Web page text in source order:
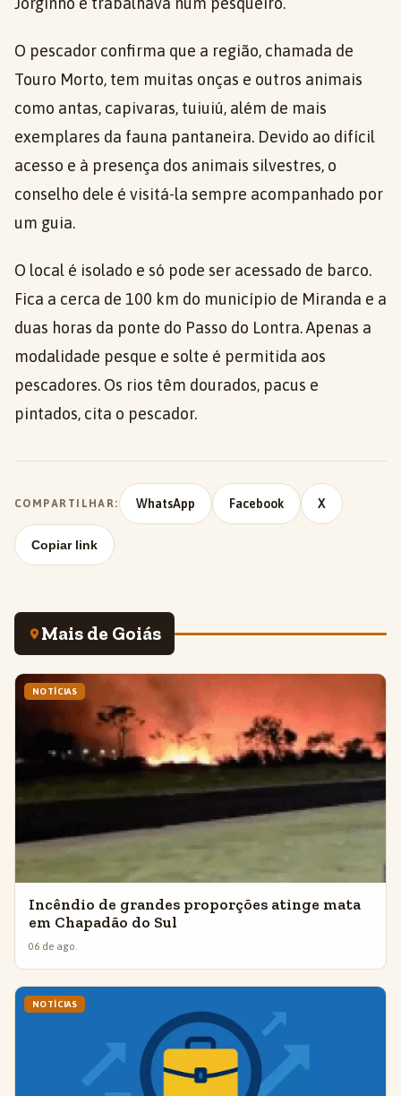
O pescador confirma que a região, chamada de
Touro Morto, tem muitas onças e outros animais
como antas, capivaras, tuiuiú, além de mais
exemplares da fauna pantaneira. Devido ao difícil
acesso e à presença dos animais silvestres, o
conselho dele é visitá-la sempre acompanhado por
um guia.
O local é isolado e só pode ser acessado de barco.
Fica a cerca de 100 km do município de Miranda e a
duas horas da ponte do Passo do Lontra. Apenas a
modalidade pesque e solte é permitida aos
pescadores. Os rios têm dourados, pacus e
pintados, cita o pescador.
COMPARTILHAR: WhatsApp Facebook X
Copiar link
Mais de Goiás
NOTÍCIAS
Incêndio de grandes proporções atinge mata
em Chapadão do Sul
06 de ago.
NOTÍCIAS